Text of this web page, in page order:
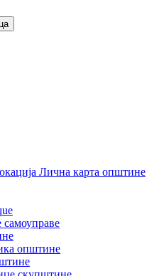
Лична карта општине
самоуправе
општине